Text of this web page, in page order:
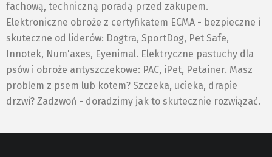
fachową, techniczną poradą przed zakupem.
Elektroniczne obroże z certyfikatem ECMA - bezpieczne i
skuteczne od liderów: Dogtra, SportDog, Pet Safe,
Innotek, Num'axes, Eyenimal. Elektryczne pastuchy dla
psów i obroże antyszczekowe: PAC, iPet, Petainer. Masz
problem z psem lub kotem? Szczeka, ucieka, drapie
drzwi? Zadzwoń - doradzimy jak to skutecznie rozwiązać.